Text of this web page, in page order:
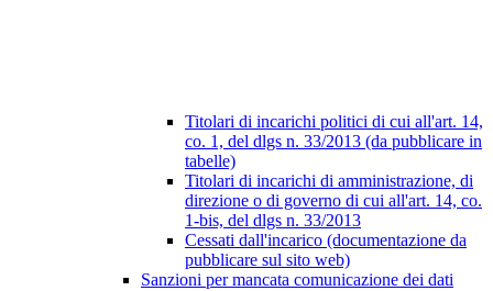
Titolari di incarichi politici di cui all'art. 14,
co. 1, del dlgs n. 33/2013 (da pubblicare in
tabelle)
Titolari di incarichi di amministrazione, di
direzione o di governo di cui all'art. 14, co.
1-bis, del dlgs n. 33/2013
Cessati dall'incarico (documentazione da
pubblicare sul sito web)
Sanzioni per mancata comunicazione dei dati